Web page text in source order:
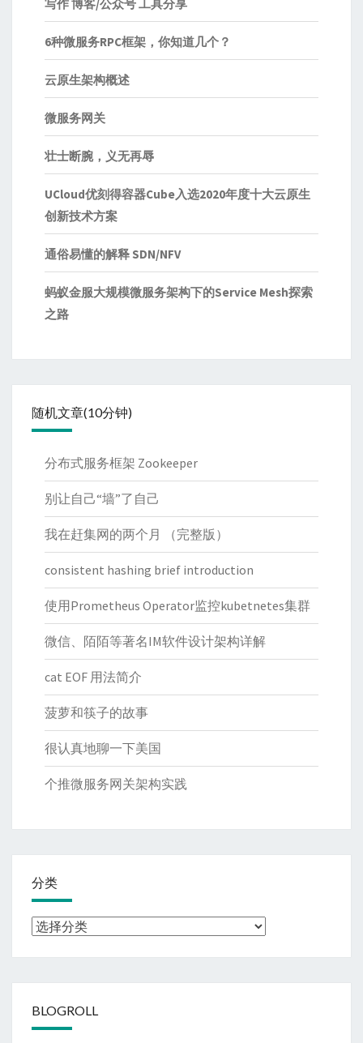
写作 博客/公众号 工具分享
6种微服务RPC框架，你知道几个？
云原生架构概述
微服务网关
壮士断腕，义无再辱
UCloud优刻得容器Cube入选2020年度十大云原生
创新技术方案
通俗易懂的解释 SDN/NFV
蚂蚁金服大规模微服务架构下的Service Mesh探索
之路
随机文章(10分钟)
分布式服务框架 Zookeeper
别让自己“墙”了自己
我在赶集网的两个月 （完整版）
consistent hashing brief introduction
使用Prometheus Operator监控kubetnetes集群
微信、陌陌等著名IM软件设计架构详解
cat EOF 用法简介
菠萝和筷子的故事
很认真地聊一下美国
个推微服务网关架构实践
分类
分
BLOGROLL